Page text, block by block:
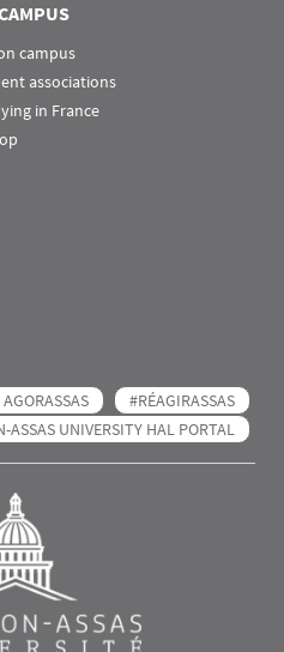
campus
associations
in France
AGORASSAS
#RÉAGIRASSAS
ASSAS UNIVERSITY HAL PORTAL